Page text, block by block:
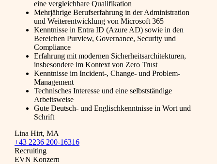
eine vergleichbare Qualifikation
Mehrjährige Berufserfahrung in der Administration
und Weiterentwicklung von Microsoft 365
Kenntnisse in Entra ID (Azure AD) sowie in den
Bereichen Purview, Governance, Security und
Compliance
Erfahrung mit modernen Sicherheitsarchitekturen,
insbesondere im Kontext von Zero Trust
Kenntnisse im Incident-, Change- und Problem-
Management
Technisches Interesse und eine selbstständige
Arbeitsweise
Gute Deutsch- und Englischkenntnisse in Wort und
Schrift
Lina Hirt, MA
+43 2236 200-16316
Recruiting
EVN Konzern